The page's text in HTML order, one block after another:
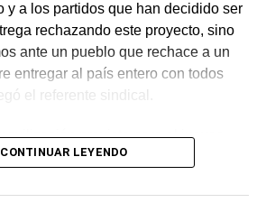
y a los partidos que han decidido ser
rechazando este proyecto, sino
ante un pueblo que rechace a un
entregar al país entero con todos
el referente sindical.
prevista para el jueves,
se le están terminando las balas y
repudiando a los senadores han
CONTINUAR LEYENDO